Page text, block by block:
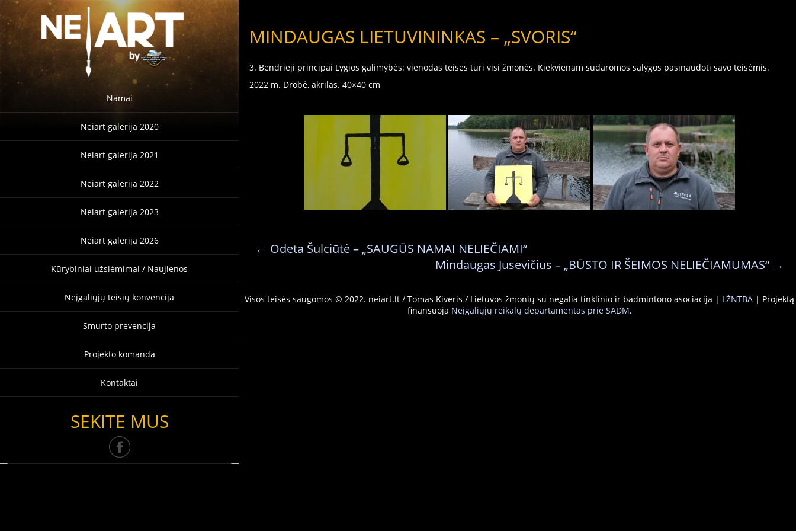
Namai
Neiart galerija 2020
Neiart galerija 2021
Neiart galerija 2022
Neiart galerija 2023
Neiart galerija 2026
Kūrybiniai užsiėmimai / Naujienos
Neįgaliųjų teisių konvencija
Smurto prevencija
Projekto komanda
Kontaktai
SEKITE MUS
MINDAUGAS LIETUVININKAS – „SVORIS“
3. Bendrieji principai Lygios galimybės: vienodas teises turi visi žmonės. Kiekvienam sudaromos sąlygos pasinaudoti savo teisėmis.
2022 m. Drobė, akrilas. 40×40 cm
← Odeta Šulciūtė – „SAUGŪS NAMAI NELIEČIAMI“
Mindaugas Jusevičius – „BŪSTO IR ŠEIMOS NELIEČIAMUMAS“ →
Visos teisės saugomos © 2022. neiart.lt / Tomas Kiveris / Lietuvos žmonių su negalia tinklinio ir badmintono asociacija | LŽNTBA | Projektą
finansuoja Neįgaliųjų reikalų departamentas prie SADM.